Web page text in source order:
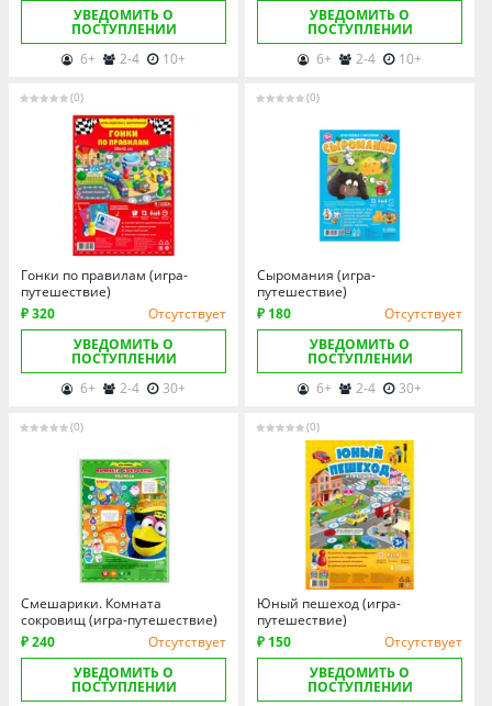
Тверская область
Томская область
Удмуртия
Ульяновская область
УВЕДОМИТЬ О
ПОСТУПЛЕНИИ
6+
2-4 10+
УВЕДОМИТЬ О
ПОСТУПЛЕНИИ
6+
2-4 10+
(0)
Гонки по правилам (игра-
путешествие)
₽ 320
Отсутствует
УВЕДОМИТЬ О
ПОСТУПЛЕНИИ
6+
2-4 30+
(0)
Сыромания (игра-
путешествие)
₽ 180
Отсутствует
УВЕДОМИТЬ О
ПОСТУПЛЕНИИ
6+
2-4 30+
(0)
Смешарики. Комната
сокровищ (игра-путешествие)
₽ 240
Отсутствует
УВЕДОМИТЬ О
ПОСТУПЛЕНИИ
(0)
Юный пешеход (игра-
путешествие)
₽ 150
Отсутствует
УВЕДОМИТЬ О
ПОСТУПЛЕНИИ